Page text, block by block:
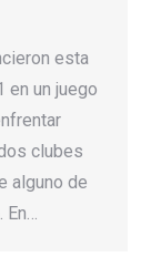
esta
en un juego
clubes
alguno de